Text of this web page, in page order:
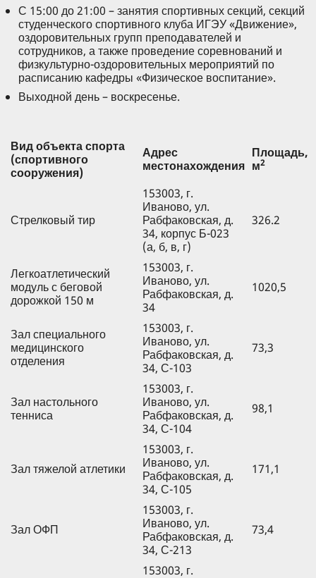
С 15:00 до 21:00 – занятия спортивных секций, секций
студенческого спортивного клуба ИГЭУ «Движение»,
оздоровительных групп преподавателей и
сотрудников, а также проведение соревнований и
физкультурно-оздоровительных мероприятий по
расписанию кафедры «Физическое воспитание».
Выходной день – воскресенье.
Вид объекта спорта
(спортивного
сооружения)
Адрес
местонахождения
Площадь,
м2
Стрелковый тир
153003, г.
Иваново, ул.
Рабфаковская, д.
34, корпус Б-023
(а, б, в, г)
326.2
Легкоатлетический
модуль с беговой
дорожкой 150 м
153003, г.
Иваново, ул.
Рабфаковская, д.
34
1020,5
Зал специального
медицинского
отделения
153003, г.
Иваново, ул.
Рабфаковская, д.
34, С-103
73,3
Зал настольного
тенниса
153003, г.
Иваново, ул.
Рабфаковская, д.
34, С-104
98,1
Зал тяжелой атлетики
153003, г.
Иваново, ул.
Рабфаковская, д.
34, С-105
171,1
Зал ОФП
153003, г.
Иваново, ул.
Рабфаковская, д.
34, С-213
73,4
153003, г.